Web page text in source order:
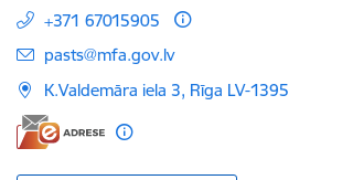
+371 67015905
E-pasts:
pasts@mfa.gov.lv
K.Valdemāra iela 3, Rīga LV-1395